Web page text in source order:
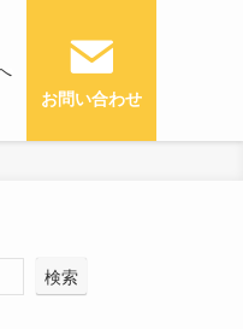
お問い合わせ
検索